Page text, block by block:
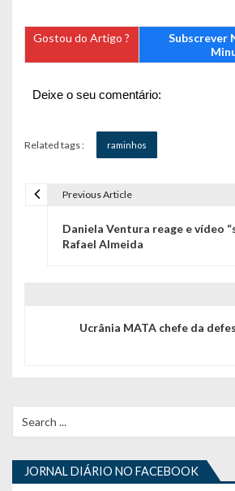
Gostou do Artigo ?
Subscrever
Deixe o seu comentário:
Related tags : raminhos
ã
o
d
Previous Article
Daniela Ventura reage e vídeo
Rafael Almeida
Ucrânia MATA chefe da
for:
JORNAL DIÁRIO NO FACEBOOK